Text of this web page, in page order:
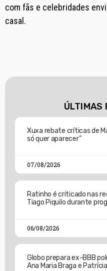
com fãs e celebridades
casal.
ÚLTIMAS
Xuxa rebate críticas de
só quer aparecer”
07/08/2026
Ratinho é criticado nas
Tiago Piquilo durante
06/08/2026
Globo prepara ex-BBB
Ana Maria Braga e